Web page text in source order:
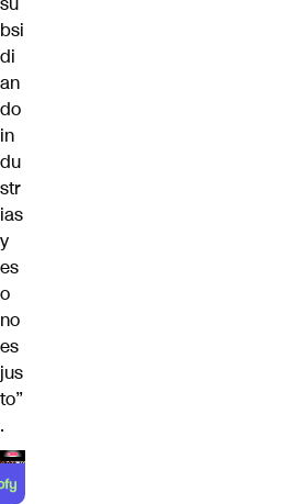
bsi
di
an
do
in
du
str
ias
y
es
o
no
es
jus
to”
.